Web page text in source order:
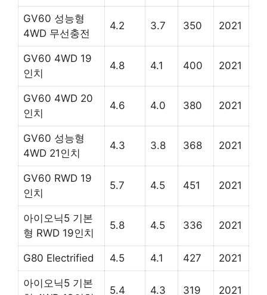
GV60 성능형
4WD 무선충전
4.2 3.7 350 2021
GV60 4WD 19
인치
4.8 4.1 400 2021
GV60 4WD 20
인치
4.6 4.0 380 2021
GV60 성능형
4WD 21인치
4.3 3.8 368 2021
GV60 RWD 19
인치
5.7 4.5 451 2021
아이오닉5 기본
형 RWD 19인치
5.8 4.5 336 2021
G80 Electrified 4.5 4.1 427 2021
아이오닉5 기본
5.4 4.3 319 2021